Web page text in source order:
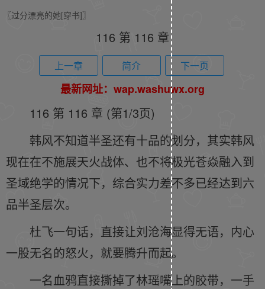
〖过分漂亮的她[穿书]〗
116 第 116 章
上一章 简介 下一页
最新网址：wap.washuwx.org
116 第 116 章 (第1/3页)
韩风不知道半圣还有十品的划分，其实韩风
现在在不施展天火战体、也不将极光苍焱融入到
圣域绝学的情况下，综合实力差不多已经达到六
品半圣层次。
杜飞一句话，直接让刘沧海显得无语，内心
一股无名的怒火，就要腾升而起。
一名血鸦直接撕掉了林瑶嘴上的胶带，一手